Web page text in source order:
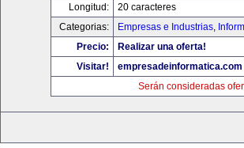
Longitud:
20 caracteres
Categorias:
Empresas e Industrias,
Precio:
Realizar una oferta!
Visitar!
empresadeinformatica.com
Serán consideradas